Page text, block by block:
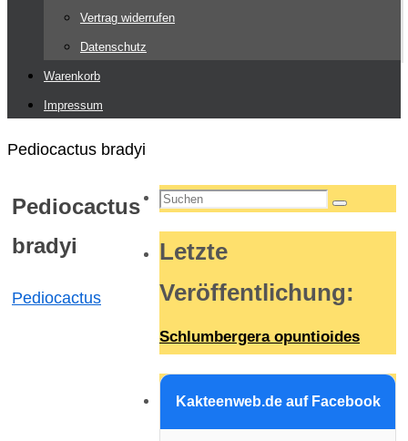
Vertrag widerrufen
Datenschutz
Warenkorb
Impressum
Start
Pediocactus bradyi
Pediocactus
bradyi
Pediocactus
Suchen
Suchen
Letzte
Veröffentlichung:
Schlumbergera opuntioides
Kakteenweb.de auf Facebook